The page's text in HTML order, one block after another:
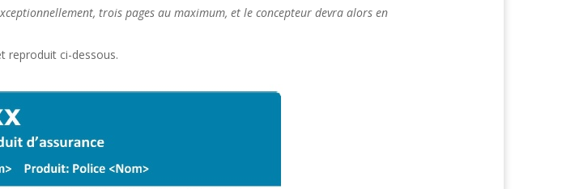
trois pages au maximum, et le concepteur devra alors en
reproduit ci-dessous.